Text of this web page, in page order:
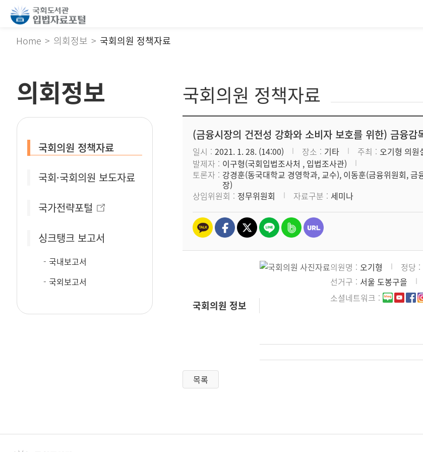
Home 의회정보 국회의원 정책자료
의회정보
국회의원 정책자료
국회·국회의원 보도자료
국가전략포털
싱크탱크 보고서
국내보고서
국외보고서
국회의원 정책자료
(금융시장의 건전성 강화와 소비자 보호를 위한) 금융감
일시 2021. 1. 28. (14:00) 장소 기타 주최
오기형 의원
발제자
이구형(국회입법조사처 , 입법조사관)
토론자
강경훈(동국대학교 경영학과, 교수), 이동훈(금융위원회,
장)
상임위원회
정무위원회 자료구분 세미나
국회의원 정보
의원명 오기형 정당
선거구
서울 도봉구을
소셜네트워크
목록